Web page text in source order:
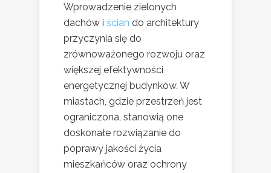
Wprowadzenie zielonych
dachów i ścian do architektury
przyczynia się do
zrównoważonego rozwoju oraz
większej efektywności
energetycznej budynków. W
miastach, gdzie przestrzeń jest
ograniczona, stanowią one
doskonałe rozwiązanie do
poprawy jakości życia
mieszkańców oraz ochrony